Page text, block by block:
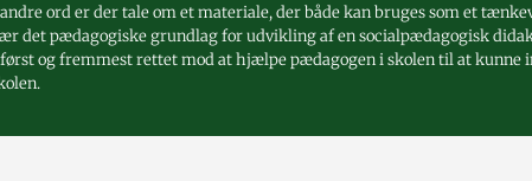
ord er der tale om et materiale, der både kan bruges som et
det pædagogiske grundlag for udvikling af en socialpædagogisk
og fremmest rettet mod at hjælpe pædagogen i skolen til at kunne